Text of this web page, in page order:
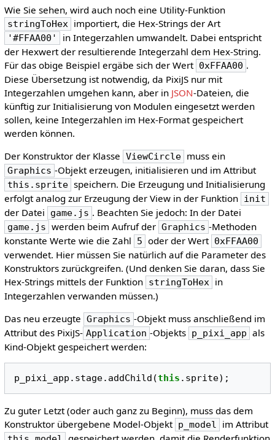
Wie Sie sehen, wird auch noch eine Utility-Funktion
stringToHex importiert, die Hex-Strings der Art
'#FFAA00'
in Integerzahlen umwandelt. Dabei entspricht
der Hexwert der resultierende Integerzahl dem Hex-String.
Für das obige Beispiel ergäbe sich der Wert 0xFFAA00 .
Diese Übersetzung ist notwendig, da PixiJS nur mit
Integerzahlen umgehen kann, aber in JSON-Dateien, die
künftig zur Initialisierung von Modulen eingesetzt werden
sollen, keine Integerzahlen im Hex-Format gespeichert
werden können.
Der Konstruktor der Klasse ViewCircle muss ein
Graphics -Objekt erzeugen, initialisieren und im Attribut
this.sprite speichern. Die Erzeugung und Initialisierung
erfolgt analog zur Erzeugung der View in der Funktion init
der Datei game.js . Beachten Sie jedoch: In der Datei
game.js werden beim Aufruf der Graphics -Methoden
konstante Werte wie die Zahl
5 oder der Wert 0xFFAA00
verwendet. Hier müssen Sie natürlich auf die Parameter des
Konstruktors zurückgreifen. (Und denken Sie daran, dass Sie
Hex-Strings mittels der Funktion stringToHex in
Integerzahlen verwanden müssen.)
Das neu erzeugte Graphics -Objekt muss anschließend im
Attribut des PixiJS- Application -Objekts p_pixi_app als
Kind-Objekt gespeichert werden:
p_pixi_app . stage. addChild (this . sprite);
Zu guter Letzt (oder auch ganz zu Beginn), muss das dem
Konstruktor übergebene Model-Objekt p_model im Attribut